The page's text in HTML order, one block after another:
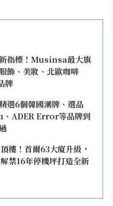
指標！Musinsa最大旗
飾、美妝、北歐咖啡
牌
選6個韓國潮牌、選品
ADER Error等品牌到
樓！首爾63大廈升級，
禁16年停機坪打造全新